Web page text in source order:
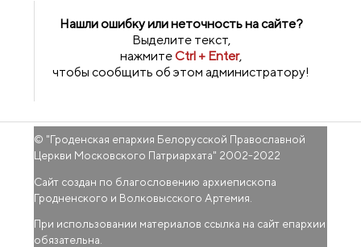
Нашли ошибку или неточность на сайте?
Выделите текст,
нажмитеCtrl + Enter,
чтобы сообщить об этом администратору!
© "Гроденская епархия Белорусской Православной
Церкви Московского Патриархата" 2002-2022
Сайт создан по благословению архиепископа
Гродненского и Волковысского Артемия.
При использовании материалов ссылка на сайт епархии
обязательна.